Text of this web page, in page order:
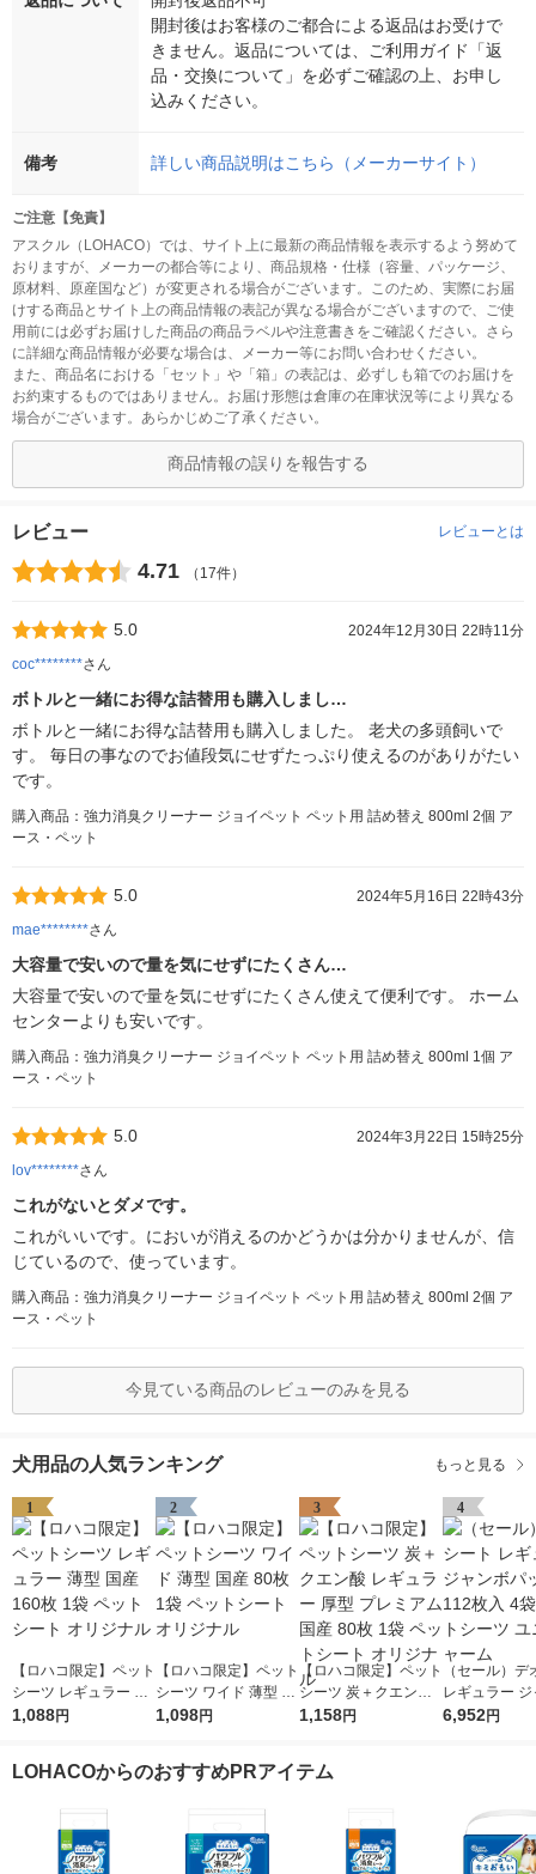
開封後はお客様のご都合による返品はお受けで
きません。返品については、ご利用ガイド「返
品・交換について」を必ずご確認の上、お申し
込みください。
備考 詳しい商品説明はこちら（メーカーサイト）
ご注意【免責】
アスクル（LOHACO）では、サイト上に最新の商品情報を表示するよう努めて
おりますが、メーカーの都合等により、商品規格・仕様（容量、パッケージ、
原材料、原産国など）が変更される場合がございます。このため、実際にお届
けする商品とサイト上の商品情報の表記が異なる場合がございますので、ご使
用前には必ずお届けした商品の商品ラベルや注意書きをご確認ください。さら
に詳細な商品情報が必要な場合は、メーカー等にお問い合わせください。
また、商品名における「セット」や「箱」の表記は、必ずしも箱でのお届けを
お約束するものではありません。お届け形態は倉庫の在庫状況等により異なる
場合がございます。あらかじめご了承ください。
商品情報の誤りを報告する
レビュー レビューとは
4.71 （17件）
5.0
2024年12月30日 22時11分
coc********さん
ボトルと一緒にお得な詰替用も購入しまし…
ボトルと一緒にお得な詰替用も購入しました。 老犬の多頭飼いで
す。 毎日の事なのでお値段気にせずたっぷり使えるのがありがたい
です。
購入商品：強力消臭クリーナー ジョイペット ペット用 詰め替え 800ml 2個 ア
ース・ペット
5.0
2024年5月16日 22時43分
mae********さん
大容量で安いので量を気にせずにたくさん…
大容量で安いので量を気にせずにたくさん使えて便利です。 ホーム
センターよりも安いです。
購入商品：強力消臭クリーナー ジョイペット ペット用 詰め替え 800ml 1個 ア
ース・ペット
5.0
2024年3月22日 15時25分
lov********さん
これがないとダメです。
これがいいです。においが消えるのかどうかは分かりませんが、信
じているので、使っています。
購入商品：強力消臭クリーナー ジョイペット ペット用 詰め替え 800ml 2個 ア
ース・ペット
今見ている商品のレビューのみを見る
犬用品の人気ランキング もっと見る
1
【ロハコ限定】ペット
シーツ レギュラー 薄
型 国産 160枚 1袋 ペ
1,088円
2
【ロハコ限定】ペット
シーツ ワイド 薄型 国
産 80枚 1袋 ペットシ
1,098円
3
【ロハコ限定】ペット
シーツ 炭＋クエン酸
レギュラー 厚型 プレ
ナル
1,158円
4
（セール）デ
レギュラー
パック 112枚
6,952円
LOHACOからのおすすめPRアイテム